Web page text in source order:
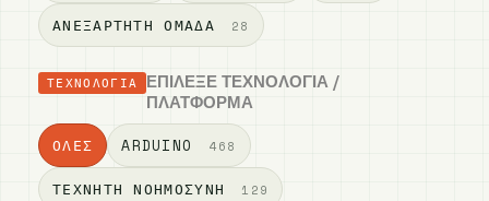
ΑΝΕΞΆΡΤΗΤΗ ΟΜΆΔΑ 28
ΤΕΧΝΟΛΟΓΊΑ
ΕΠΊΛΕΞΕ ΤΕΧΝΟΛΟΓΊΑ /
ΠΛΑΤΦΌΡΜΑ
ΌΛΕΣ ARDUINO 468
ΤΕΧΝΗΤΉ ΝΟΗΜΟΣΎΝΗ 129